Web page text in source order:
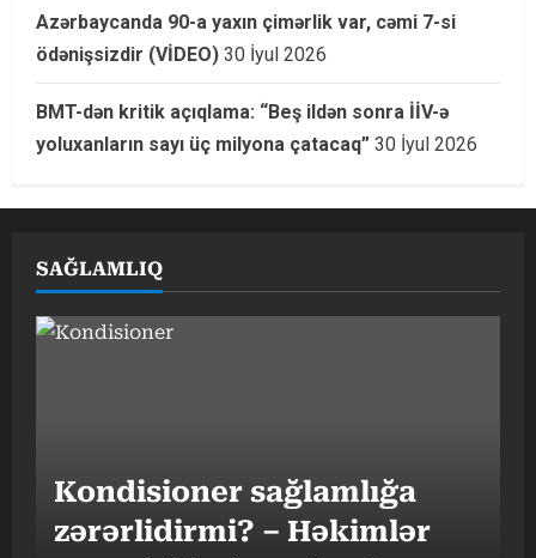
Azərbaycanda 90-a yaxın çimərlik var, cəmi 7-si
ödənişsizdir (VİDEO) 30 İyul 2026
BMT-dən kritik açıqlama: “Beş ildən sonra İİV-ə
yoluxanların sayı üç milyona çatacaq” 30 İyul 2026
SAĞLAMLIQ
Kondisioner sağlamlığa
zərərlidirmi? – Həkimlər